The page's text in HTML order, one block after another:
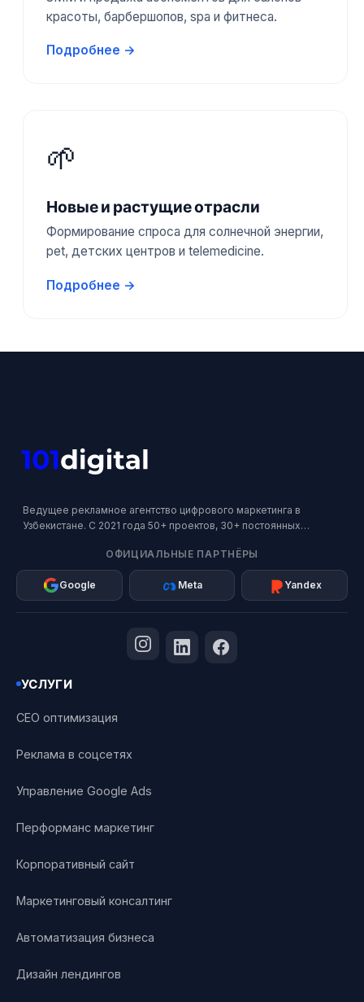
красоты, барбершопов, spa и фитнеса.
Подробнее →
🌱
Новые и растущие отрасли
Формирование спроса для солнечной энергии,
pet, детских центров и telemedicine.
Подробнее →
Ведущее рекламное агентство цифрового маркетинга в
Узбекистане. С 2021 года 50+ проектов, 30+ постоянных
ОФИЦИАЛЬНЫЕ ПАРТНЁРЫ
Google Meta Yandex
УСЛУГИ
СЕО оптимизация
Реклама в соцсетях
Управление Google Ads
Перформанс маркетинг
Корпоративный сайт
Маркетинговый консалтинг
Автоматизация бизнеса
Дизайн лендингов